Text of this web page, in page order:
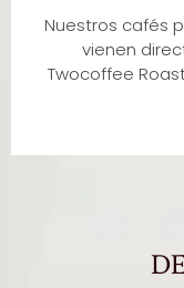
Nuestros cafés
vienen
Twocoffee